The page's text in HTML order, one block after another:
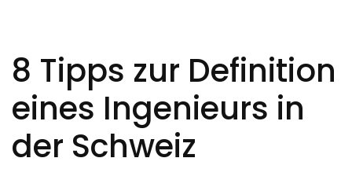
8 Tipps zur Definition
eines Ingenieurs in
der Schweiz